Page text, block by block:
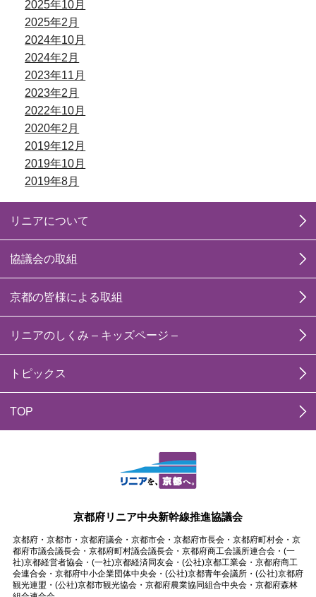
2025年10月
2025年2月
2024年10月
2024年2月
2023年11月
2023年2月
2022年10月
2020年2月
2019年12月
2019年10月
2019年8月
リニアについて
協議会の取組
京都の皆様による取組
リニアのしくみ – キッズページ –
トピックス
TOP
京都府リニア中央新幹線推進協議会
京都府・京都市・京都府議会・京都市会・京都府市長会・京都府町村会・京
都府市議会議長会・京都府町村議会議長会・京都府商工会議所連合会・(一
社)京都経営者協会・(一社)京都経済同友会・(公社)京都工業会・京都府商工
会連合会・京都府中小企業団体中央会・(公社)京都青年会議所・(公社)京都府
観光連盟・(公社)京都市観光協会・京都府農業協同組合中央会・京都府森林